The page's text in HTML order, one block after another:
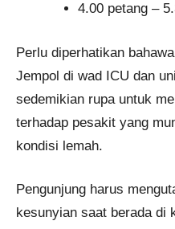
4.00 petang –
Perlu diperhatikan
Jempol di wad ICU dan
sedemikian rupa untuk
terhadap pesakit yang
kondisi lemah.
Pengunjung harus
kesunyian saat berada di